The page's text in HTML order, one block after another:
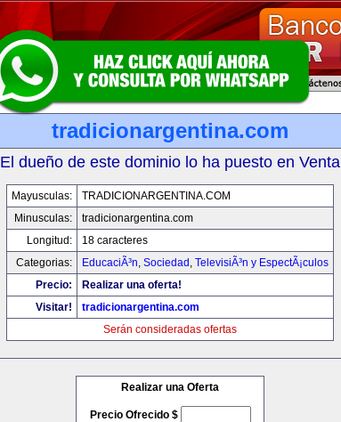
tradicionargentina.com
El dueño de este dominio lo ha puesto en Venta
Mayusculas:
TRADICIONARGENTINA.COM
Minusculas:
tradicionargentina.com
Longitud:
18 caracteres
Categorias:
EducaciÃ³n, Sociedad , TelevisiÃ³n y EspectÃ¡culos
Precio:
Realizar una oferta!
Visitar!
tradicionargentina.com
Serán consideradas ofertas
Realizar una Oferta
Precio Ofrecido $